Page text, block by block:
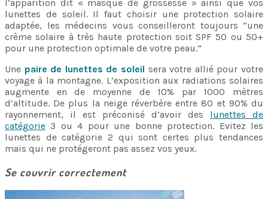
l’apparition dit « masque de grossesse » ainsi que vos
lunettes de soleil. Il faut choisir une protection solaire
adaptée, les médecins vous conseilleront toujours “une
crème solaire à très haute protection soit SPF 50 ou 50+
pour une protection optimale de votre peau.”
Une paire de lunettes de soleil sera votre allié pour votre
voyage à la montagne. L’exposition aux radiations solaires
augmente en de moyenne de 10% par 1000 mètres
d’altitude. De plus la neige réverbère entre 80 et 90% du
rayonnement, il est préconisé d’avoir des lunettes de
catégorie 3 ou 4 pour une bonne protection. Evitez les
lunettes de catégorie 2 qui sont certes plus tendances
mais qui ne protégeront pas assez vos yeux.
Se couvrir correctement